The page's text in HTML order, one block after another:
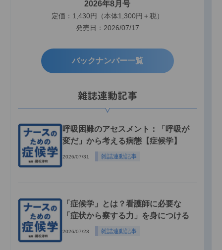
2026年8月号
定価：1,430円（本体1,300円＋税）
発売日：2026/07/17
バックナンバー一覧
雑誌連動記事
呼吸困難のアセスメント：「呼吸が
変だ」から考える病態【症候学】
2026/07/31 雑誌連動記事
「症候学」とは？看護師に必要な
「症状から察する力」を身につける
2026/07/23 雑誌連動記事